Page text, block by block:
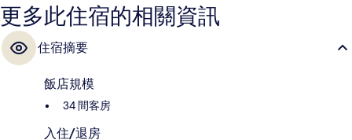
更多此住宿的相關資訊
住宿摘要
飯店規模
34 間客房
入住/退房